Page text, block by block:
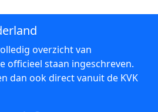
overzicht van
officieel staan ingeschreven.
dan ook direct vanuit de KVK